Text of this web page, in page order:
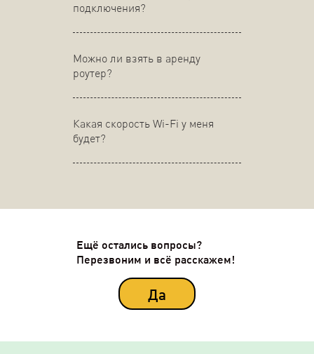
подключения?
Можно ли взять в аренду
роутер?
Какая скорость Wi-Fi у меня
будет?
Ещё остались вопросы?
Перезвоним и всё расскажем!
Да